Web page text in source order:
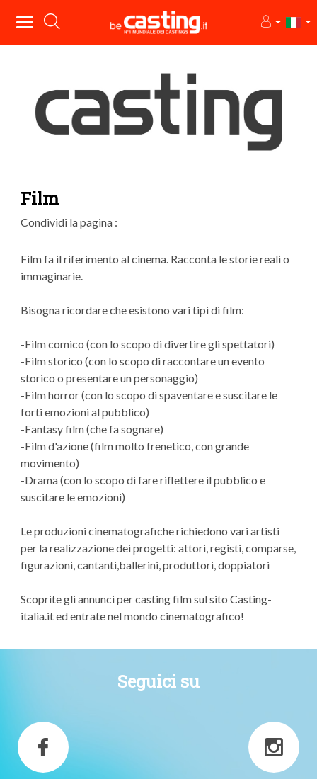
Film
Condividi la pagina :
Film fa il riferimento al cinema. Racconta le storie reali o
immaginarie.
Bisogna ricordare che esistono vari tipi di film:
-Film comico (con lo scopo di divertire gli spettatori)
-Film storico (con lo scopo di raccontare un evento
storico o presentare un personaggio)
-Film horror (con lo scopo di spaventare e suscitare le
forti emozioni al pubblico)
-Fantasy film (che fa sognare)
-Film d'azione (film molto frenetico, con grande
movimento)
-Drama (con lo scopo di fare riflettere il pubblico e
suscitare le emozioni)
Le produzioni cinematografiche richiedono vari artisti
per la realizzazione dei progetti: attori, registi, comparse,
figurazioni, cantanti,ballerini, produttori, doppiatori
Scoprite gli annunci per casting film sul sito Casting-
italia.it ed entrate nel mondo cinematografico!
Seguici su